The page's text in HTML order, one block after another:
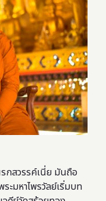
กสวรรค์เนี่ย มันถือ
ะมหาไพรวัลย์เริ่มบท